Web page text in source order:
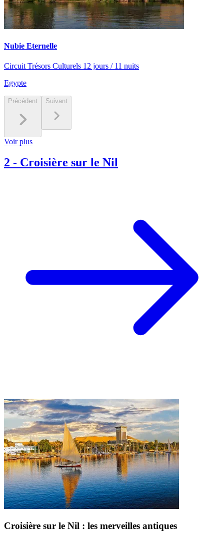
Nubie Eternelle
Circuit Trésors Culturels 12 jours / 11 nuits
Egypte
Précédent Suivant
Voir plus
2 - Croisière sur le Nil
Croisière sur le Nil : les merveilles antiques